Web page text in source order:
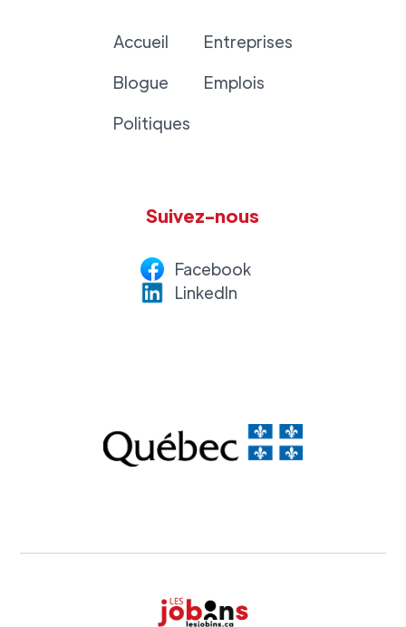
Accueil
Blogue
Politiques
Entreprises
Emplois
Suivez-nous
Facebook
LinkedIn